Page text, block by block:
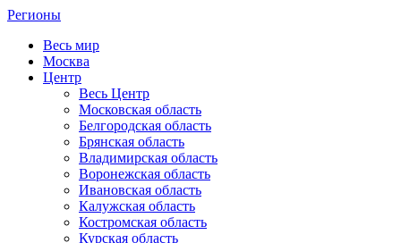
Регионы
Весь мир
Москва
Центр
Весь Центр
Московская область
Белгородская область
Брянская область
Владимирская область
Воронежская область
Ивановская область
Калужская область
Костромская область
Курская область